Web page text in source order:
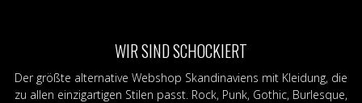
WIR SIND SCHOCKIERT
Der größte alternative Webshop Skandinaviens mit Kleidung, die
zu allen einzigartigen Stilen passt. Rock, Punk, Gothic, Burlesque,